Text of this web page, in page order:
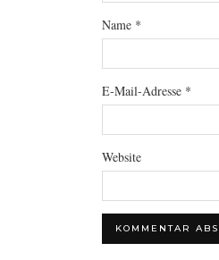
Name *
E-Mail-Adresse *
Website